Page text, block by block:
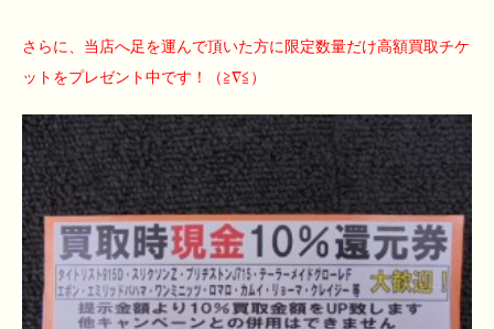
さらに、当店へ足を運んで頂いた方に限定数量だけ高額買取チケ
ットをプレゼント中です！（≧∇≦）